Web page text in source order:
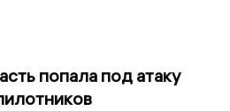
попала под атаку